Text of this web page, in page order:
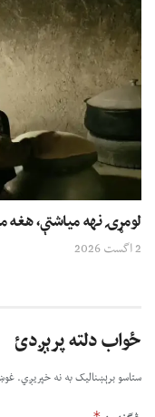
لومړۍ نهه میاشتې، هغه
2 اگست 2026
ځواب دلته پرېږدئ
ستاسو برېښناليک به نه خپريږي.